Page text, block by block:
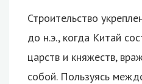
Строительство
до н.э., когда Китай
царств и княжеств,
собой. Пользуясь